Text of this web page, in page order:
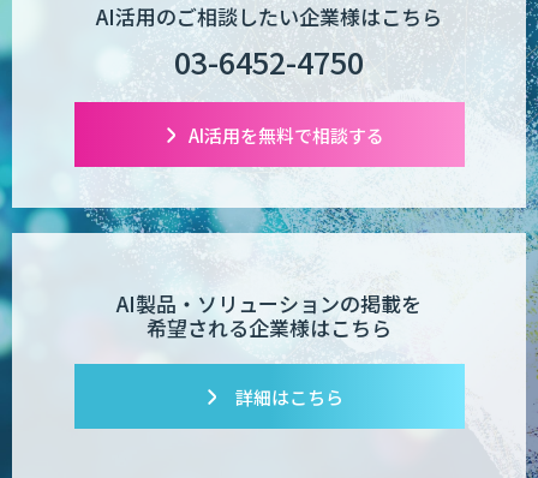
AI活用のご相談したい企業様はこちら
03-6452-4750
AI活用を無料で相談する
AI製品・ソリューションの掲載を
希望される企業様はこちら
詳細はこちら